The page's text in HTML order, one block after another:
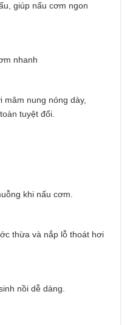
giúp nấu cơm ngon
nhanh
mâm nung nóng dày,
tuyệt đối.
khi nấu cơm.
thừa và nắp lỗ thoát hơi
nồi dễ dàng.